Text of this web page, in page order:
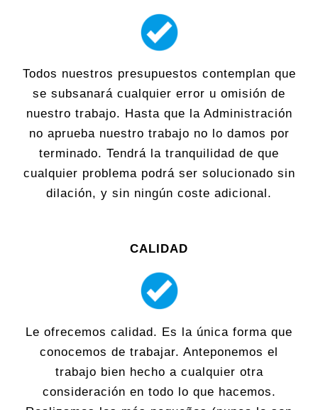
Todos nuestros presupuestos contemplan que
se subsanará cualquier error u omisión de
nuestro trabajo. Hasta que la Administración
no aprueba nuestro trabajo no lo damos por
terminado. Tendrá la tranquilidad de que
cualquier problema podrá ser solucionado sin
dilación, y sin ningún coste adicional.
CALIDAD
Le ofrecemos calidad. Es la única forma que
conocemos de trabajar. Anteponemos el
trabajo bien hecho a cualquier otra
consideración en todo lo que hacemos.